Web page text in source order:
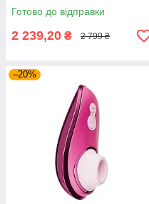
режим, 2 насадки
Готово до відправки
2 239,20 ₴ 2 799 ₴
–20%